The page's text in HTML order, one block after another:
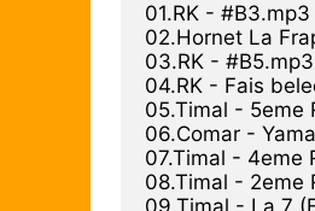
01.RK - #B3.mp3
02.Hornet La
03.RK - #B5.mp3
04.RK - Fais
05.Timal - 5eme
06.Comar -
07.Timal - 4eme
08.Timal - 2eme